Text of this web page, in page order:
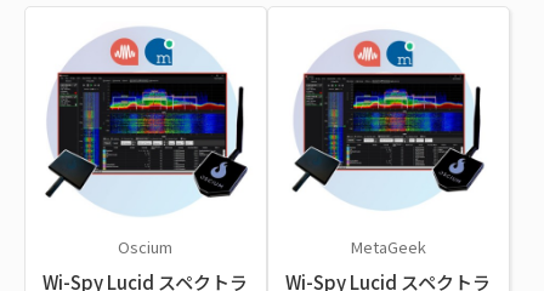
Oscium
Wi-Spy Lucid スペクトラ
MetaGeek
Wi-Spy Lucid スペクトラ